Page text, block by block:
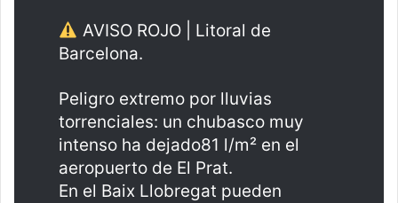
AVISO ROJO | Litoral de
Barcelona.
Peligro extremo por lluvias
torrenciales: un chubasco muy
intenso ha dejado81 l/m² en el
aeropuerto de El Prat.
En el Baix Llobregat pueden